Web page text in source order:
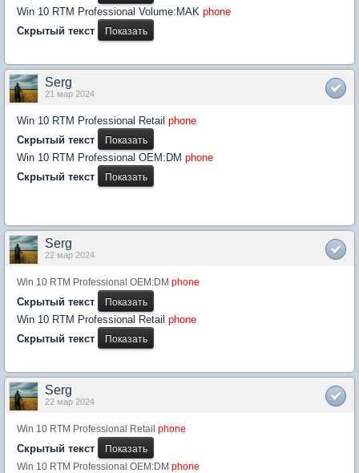
Win 10 RTM Professional Volume:MAK phone
Скрытый текст
Serg
21 мар 2024
Win 10 RTM Professional Retail phone
Скрытый текст
Win 10 RTM Professional OEM:DM phone
Скрытый текст
Serg
22 мар 2024
Win 10 RTM Professional OEM:DM phone
Скрытый текст
Win 10 RTM Professional Retail phone
Скрытый текст
Serg
22 мар 2024
Win 10 RTM Professional Retail phone
Скрытый текст
Win 10 RTM Professional OEM:DM phone